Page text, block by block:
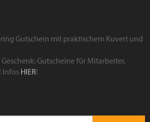
Gutscheine für Mitarbeiter,
Infos HIER!